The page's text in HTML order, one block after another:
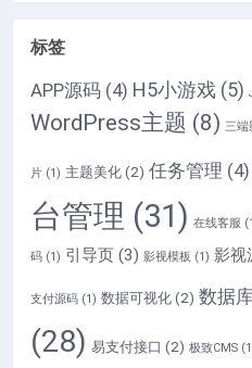
标签
APP源码 (4) H5小游戏 (5)
WordPress主题 (8) 三端
片 (1) 主题美化 (2) 任务管理 (4)
台管理 (31) 在线客服
码 (1) 引导页 (3) 影视模板 (1) 影视
支付源码 (1) 数据可视化 (2) 数据
(28) 易支付接口 (2) 极致CMS